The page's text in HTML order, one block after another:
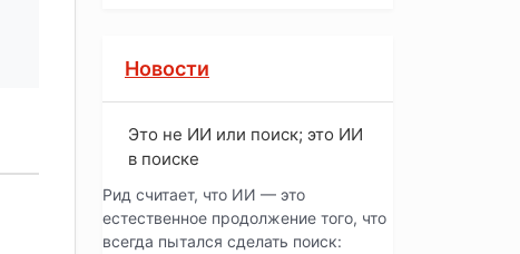
Новости
Это не ИИ или поиск; это ИИ
в поиске
Рид считает, что ИИ — это
естественное продолжение того, что
всегда пытался сделать поиск: